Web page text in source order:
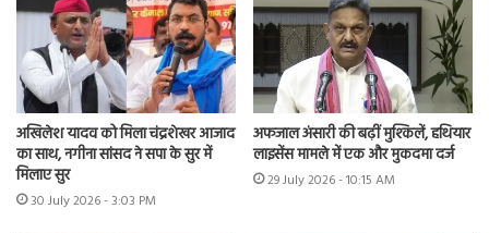
अखिलेश यादव को मिला चंद्रशेखर आजाद
का साथ, नगीना सांसद ने सपा के सुर में
मिलाए सुर
30 July 2026 - 3:03 PM
अफजाल अंसारी की बढ़ीं मुश्किलें, हथियार
लाइसेंस मामले में एक और मुकदमा दर्ज
29 July 2026 - 10:15 AM